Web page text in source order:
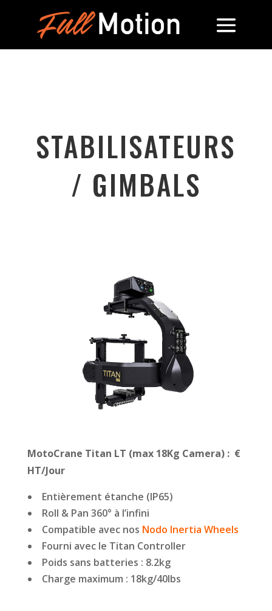
STABILISATEURS
/ GIMBALS
MotoCrane Titan LT (max 18Kg Camera) : €
HT/Jour
Entièrement étanche (IP65)
Roll & Pan 360° à l’infini
Compatible avec nos Nodo Inertia Wheels
Fourni avec le Titan Controller
Poids sans batteries : 8.2kg
Charge maximum : 18kg/40lbs